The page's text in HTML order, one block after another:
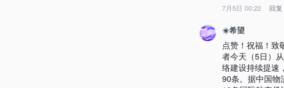
7月5日 00:22 回复
☀️希望
点赞！祝福！致
者今天（5日）
络建设持续提速
90条。据中国物